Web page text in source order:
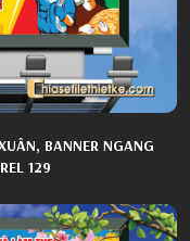
BANNER NGANG
129